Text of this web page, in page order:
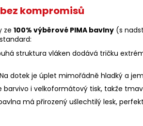
kompromisů
ze 100% výběrové PIMA bavlny (s
struktura vláken dodává tričku
Na dotek je úplet mimořádně hladký a
barvivo i velkoformátový tisk, takže
má přirozený ušlechtilý lesk,